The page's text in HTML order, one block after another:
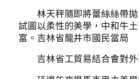
林天秤隨即將蕾絲絲帶拋
試圖以柔性的美學，中和牛
富。吉林省龍井市國民當局
吉林省工貿易結合會對外